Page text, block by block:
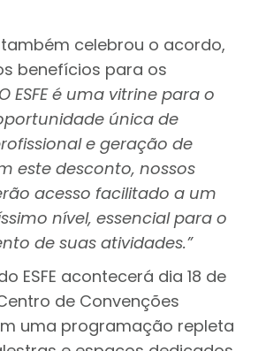
também celebrou o acordo,
benefícios para os
ESFE é uma vitrine para o
única de
e geração de
este desconto, nossos
acesso facilitado a um
nível, essencial para o
de suas atividades.”
ESFE acontecerá dia 18 de
de Convenções
uma programação repleta